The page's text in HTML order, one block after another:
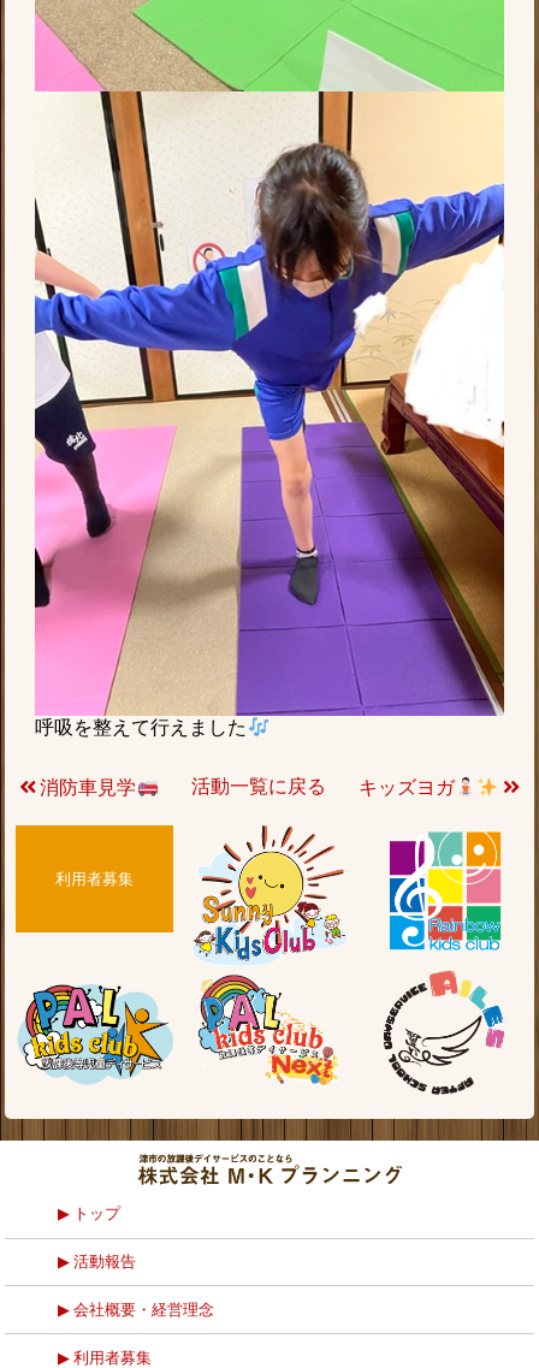
呼吸を整えて行えました
消防車見学 活動一覧に戻る キッズヨガ
利用者募集
トップ
活動報告
会社概要・経営理念
利用者募集